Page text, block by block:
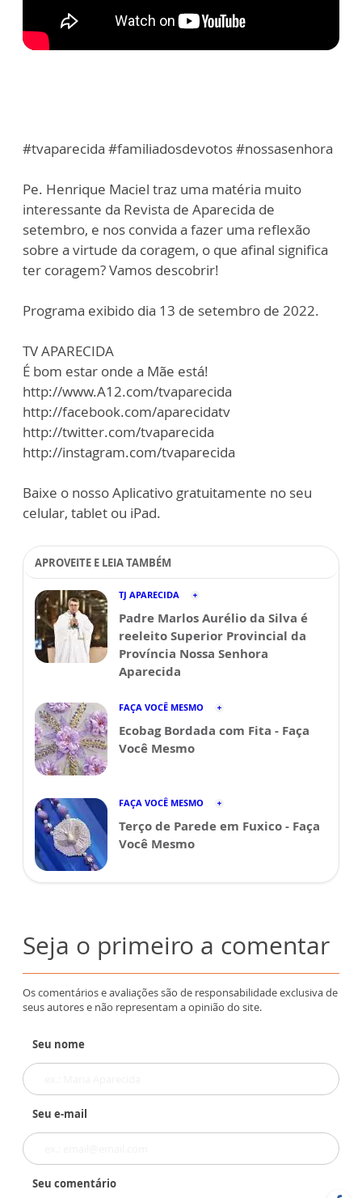
#tvaparecida #familiadosdevotos #nossasenhora
Pe. Henrique Maciel traz uma matéria muito
interessante da Revista de Aparecida de
setembro, e nos convida a fazer uma reflexão
sobre a virtude da coragem, o que afinal significa
ter coragem? Vamos descobrir!
Programa exibido dia 13 de setembro de 2022.
TV APARECIDA
É bom estar onde a Mãe está!
http://www.A12.com/tvaparecida
http://facebook.com/aparecidatv
http://twitter.com/tvaparecida
http://instagram.com/tvaparecida
Baixe o nosso Aplicativo gratuitamente no seu
celular, tablet ou iPad.
APROVEITE E LEIA TAMBÉM
TJ APARECIDA
Padre Marlos Aurélio da Silva é
reeleito Superior Provincial da
Província Nossa Senhora
Aparecida
FAÇA VOCÊ MESMO
Ecobag Bordada com Fita - Faça
Você Mesmo
FAÇA VOCÊ MESMO
Terço de Parede em Fuxico - Faça
Você Mesmo
Seja o primeiro a comentar
Os comentários e avaliações são de responsabilidade exclusiva de
seus autores e não representam a opinião do site.
Seu nome
Seu e-mail
Seu comentário